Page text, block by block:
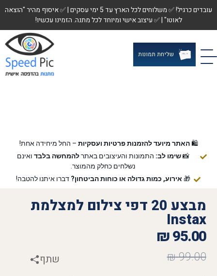
עובדים כרגיל! ✅ משלוחים לכל הארץ עד 5 ימי עסקים | ✅ איסוף מהיר "הוצאה
לאוטו" | ✅ עיצוב אישי ומיוחד לכל מתנה. הזמינו עכשיו!
שליחת תמונות
🛍️האתר מיועד להזמנות פרטיות ועסקיות – החל מיחידה אחת!
📸שימו לב: התמונות והעיצובים באתרלהמחשה בלבד ואינם
נשלחים כחלק מהמוצר.
🎁 אירוע, כמות גדולה או כוחות הביטחון? דברו איתנו להטבה!
מבצע 20 דפי צילום למצלמת
Instax
95.00
₪
99.00
₪ שתף